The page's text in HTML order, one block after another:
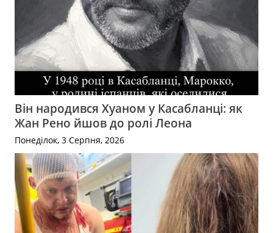
Він народився Хуаном у Касабланці: як
Жан Рено йшов до ролі Леона
Понеділок, 3 Серпня, 2026